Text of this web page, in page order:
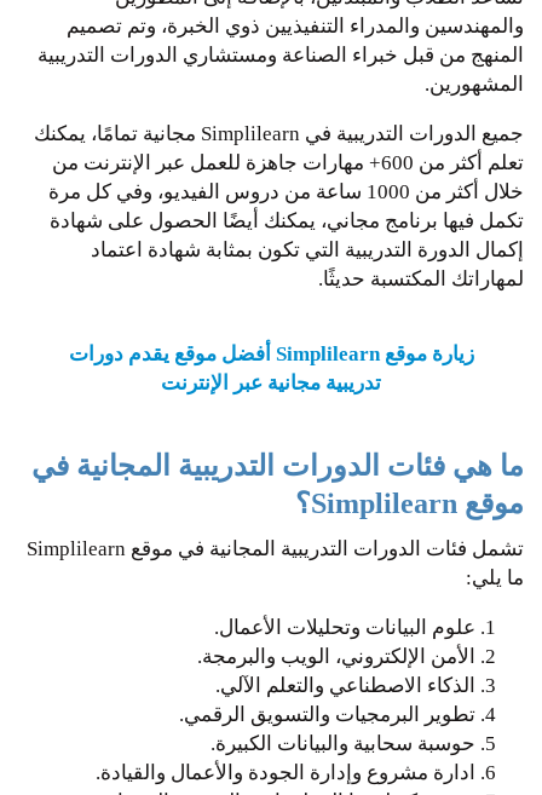
والمهندسين والمدراء التنفيذيين ذوي الخبرة، وتم تصميم
المنهج من قبل خبراء الصناعة ومستشاري الدورات التدريبية
المشهورين.
جميع الدورات التدريبية في Simplilearn مجانية تمامًا، يمكنك
تعلم أكثر من 600+ مهارات جاهزة للعمل عبر الإنترنت من
خلال أكثر من 1000 ساعة من دروس الفيديو، وفي كل مرة
تكمل فيها برنامج مجاني، يمكنك أيضًا الحصول على شهادة
إكمال الدورة التدريبية التي تكون بمثابة شهادة اعتماد
لمهاراتك المكتسبة حديثًا.
زيارة موقع Simplilearn أفضل موقع يقدم دورات
تدريبية مجانية عبر الإنترنت
ما هي فئات الدورات التدريبية المجانية في
موقع Simplilearn؟
تشمل فئات الدورات التدريبية المجانية في موقع Simplilearn
ما يلي:
علوم البيانات وتحليلات الأعمال.
الأمن الإلكتروني، الويب والبرمجة.
الذكاء الاصطناعي والتعلم الآلي.
تطوير البرمجيات والتسويق الرقمي.
حوسبة سحابية والبيانات الكبيرة.
ادارة مشروع وإدارة الجودة والأعمال والقيادة.